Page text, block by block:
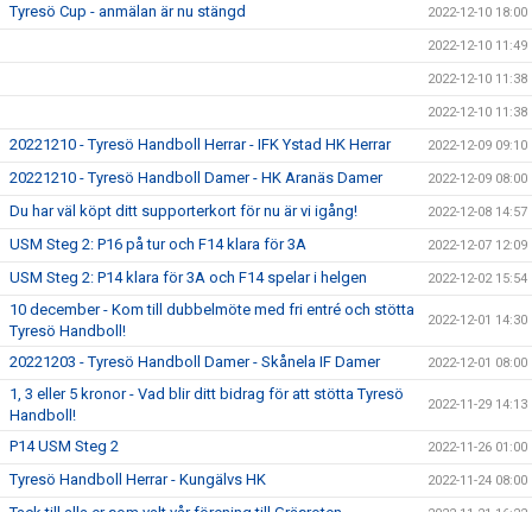
Tyresö Cup - anmälan är nu stängd 2022-12-10 18:00
2022-12-10 11:49
2022-12-10 11:38
2022-12-10 11:38
20221210 - Tyresö Handboll Herrar - IFK Ystad HK Herrar 2022-12-09 09:10
20221210 - Tyresö Handboll Damer - HK Aranäs Damer 2022-12-09 08:00
Du har väl köpt ditt supporterkort för nu är vi igång! 2022-12-08 14:57
USM Steg 2: P16 på tur och F14 klara för 3A 2022-12-07 12:09
USM Steg 2: P14 klara för 3A och F14 spelar i helgen 2022-12-02 15:54
10 december - Kom till dubbelmöte med fri entré och stötta
Tyresö Handboll!
2022-12-01 14:30
20221203 - Tyresö Handboll Damer - Skånela IF Damer 2022-12-01 08:00
1, 3 eller 5 kronor - Vad blir ditt bidrag för att stötta Tyresö
Handboll!
2022-11-29 14:13
P14 USM Steg 2 2022-11-26 01:00
Tyresö Handboll Herrar - Kungälvs HK 2022-11-24 08:00